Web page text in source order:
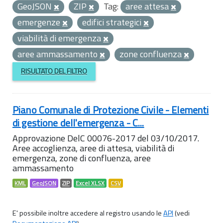
GeoJSON
ZIP Tag: aree attesa
emergenze
edifici strategici
viabilità di emergenza
aree ammassamento
zone confluenza
RISULTATO DEL FILTRO
Piano Comunale di Protezione Civile - Elementi
di gestione dell'emergenza - C...
Approvazione DelC 00076-2017 del 03/10/2017.
Aree accoglienza, aree di attesa, viabilità di
emergenza, zone di confluenza, aree
ammassamento
KML GeoJSON ZIP Excel XLSX CSV
E' possibile inoltre accedere al registro usando leAPI(vedi